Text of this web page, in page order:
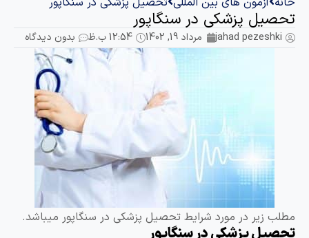
پزشکی در سنگاپور
jahad pezeshki مرداد 19, 1402 12:54 ب.ظ بدون دیدگاه
زیر در مورد شرایط تحصیل پزشکی در سنگاپور میباشد.
پزشکی در سنگاپور